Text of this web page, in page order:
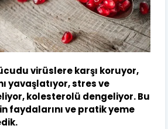
virüslere karşı koruyor,
yavaşlatıyor, stres ve
kolesterolü dengeliyor. Bu
faydalarını ve pratik yeme